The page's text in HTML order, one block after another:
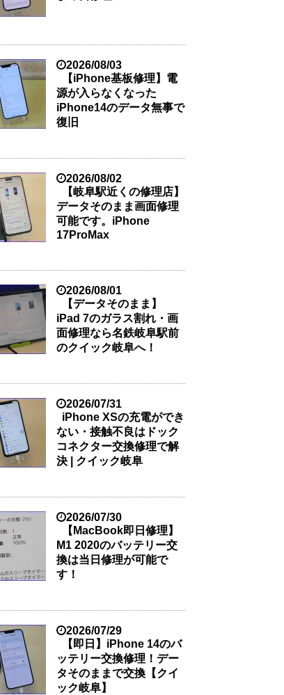
2026/08/03
【iPhone基板修理】電
源が入らなくなった
iPhone14のデータ無事で
復旧
2026/08/02
【岐阜駅近くの修理店】
データそのまま画面修理
可能です。iPhone
17ProMax
2026/08/01
【データそのまま】
iPad 7のガラス割れ・画
面修理なら名鉄岐阜駅前
のクイック岐阜へ！
2026/07/31
iPhone XSの充電ができ
ない・接触不良はドック
コネクター交換修理で解
決 | クイック岐阜
2026/07/30
【MacBook即日修理】
M1 2020のバッテリー交
換は当日修理が可能で
す！
2026/07/29
【即日】iPhone 14のバ
ッテリー交換修理！デー
タそのままで交換【クイ
ック岐阜】